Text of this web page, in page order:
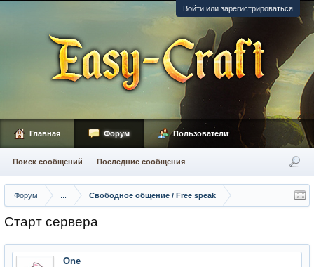
Войти или зарегистрироваться
Форум Свободное общение / Free speak
Старт сервера
One
Главная Форум
Поиск сообщений Последние сообщения
Пользователи